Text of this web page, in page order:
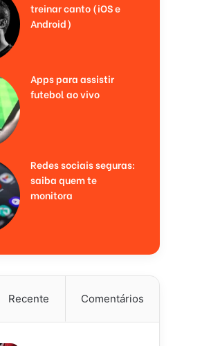
treinar canto (iOS e
Android)
Apps para assistir
futebol ao vivo
Redes sociais seguras:
saiba quem te
monitora
Recente Comentários